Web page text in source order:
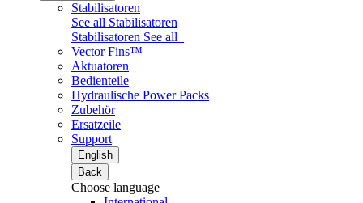
Stabilisatoren
See all Stabilisatoren
Stabilisatoren See all
Vector Fins™
Aktuatoren
Bedienteile
Hydraulische Power Packs
Zubehör
Ersatzeile
Support
English
Back
Choose language